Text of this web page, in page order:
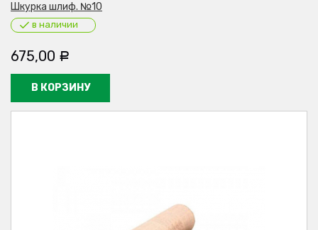
Шкурка шлиф. №10
в наличии
675,00 Р
В КОРЗИНУ